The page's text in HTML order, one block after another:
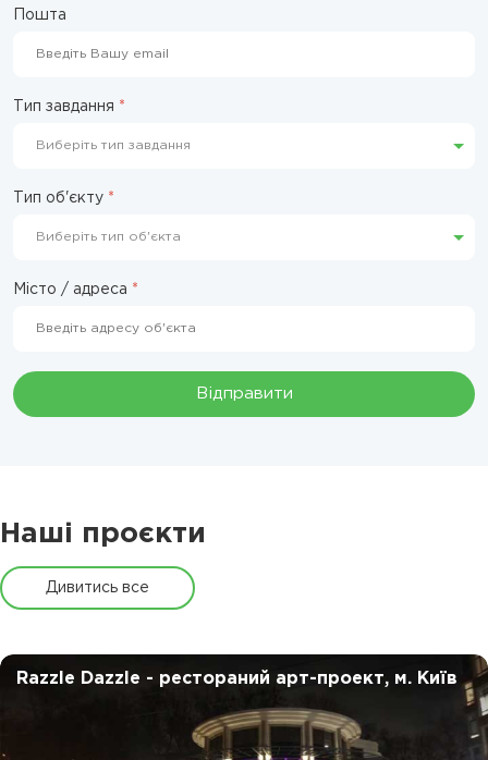
Пошта
Тип завдання *
Тип об'єкту *
Місто / адреса *
Відправити
Наші проєкти
Дивитись все
Razzle Dazzle - рестораний арт-проект, м. Київ